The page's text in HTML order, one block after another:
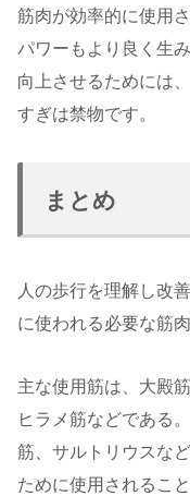
筋肉が効率的に使用
パワーもより良く生
向上させるためには
すぎは禁物です。
まとめ
人の歩行を理解し改
に使われる必要な筋
主な使用筋は、大殿
ヒラメ筋などである
筋、サルトリウスな
ために使用されるこ